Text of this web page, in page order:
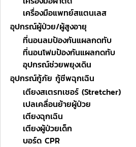
เครื่องมือแพทย์สแตนเลส
อุปกรณ์ผู้ป่วย/ผู้สูงอายุ
ที่นอนลมป้องกันแผลกดทับ
ที่นอนโฟมป้องกันแผลกดทับ
อุปกรณ์ช่วยพยุงเดิน
อุปกรณ์กู้ภัย กู้ชีพฉุกเฉิน
เตียงสเตรทเชอร์ (Stretcher)
เปลเคลื่อนย้ายผู้ป่วย
เตียงฉุกเฉิน
เตียงผู้ป่วยเด็ก
บอร์ด CPR